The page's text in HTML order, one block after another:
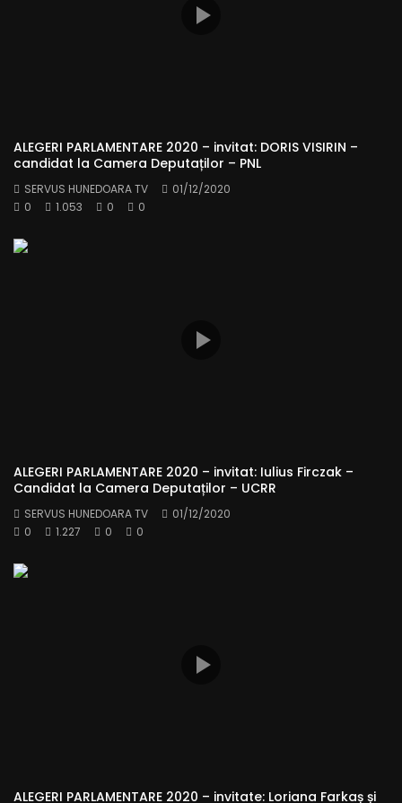
ALEGERI PARLAMENTARE 2020 – invitat: DORIS VISIRIN –
candidat la Camera Deputaților – PNL
SERVUS HUNEDOARA TV
01/12/2020
0
1.053 0 0
ALEGERI PARLAMENTARE 2020 – invitat: Iulius Firczak –
Candidat la Camera Deputaților – UCRR
SERVUS HUNEDOARA TV
01/12/2020
0
1.227 0 0
ALEGERI PARLAMENTARE 2020 – invitate: Loriana Farkaș și